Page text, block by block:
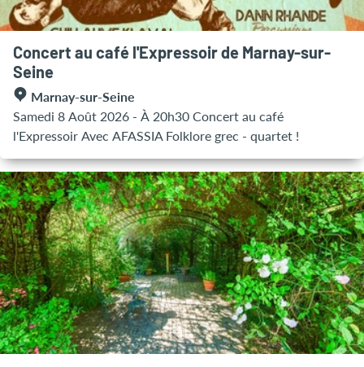
Concert au café l'Expressoir de Marnay-sur-
Seine
Marnay-sur-Seine
Samedi 8 Août 2026 - À 20h30 Concert au café
l'Expressoir Avec AFASSIA Folklore grec - quartet !